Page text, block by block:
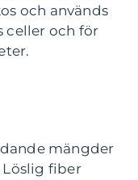
och används
celler och för
mängder
fiber